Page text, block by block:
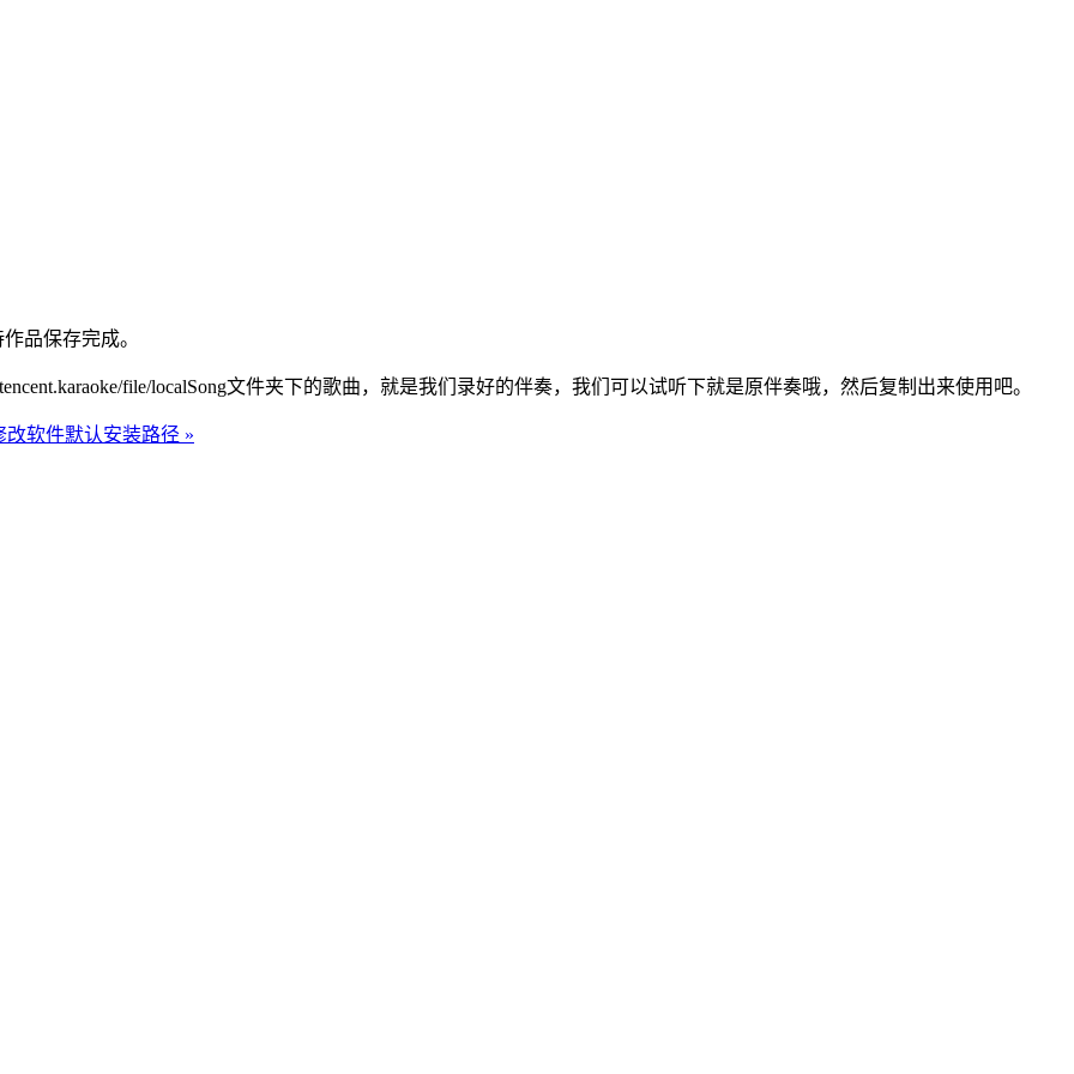
品保存完成。
file/localSong文件夹下的歌曲，就是我们录好的伴奏，我们可以试听下就是原伴奏哦，然后复制出来使用吧。
改软件默认安装路径 »